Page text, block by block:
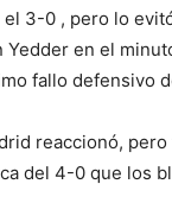
el 3-0 , pero lo
Yedder en el
fallo defensivo
reaccionó,
del 4-0 que los